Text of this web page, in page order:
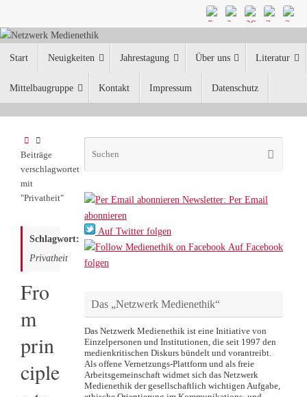
springen
Inhalt
Start Neuigkeiten Jahrestagung Über uns Literatur
Mittelbaugruppe Kontakt Impressum Datenschutz
Start
Beiträge
verschlagwortet
mit
"Privatheit"
Schlagwort:
Privatheit
Fro
m
prin
ciple
Suchen
Newsletter: Per Email
abonnieren
Auf Twitter folgen
Auf Facebook
folgen
Das „Netzwerk Medienethik“
Das Netzwerk Medienethik ist eine Initiative von
Einzelpersonen und Institutionen, die seit 1997 den
medienkritischen Diskurs bündelt und vorantreibt.
Als offene Vernetzungs-Plattform und als freie
Arbeitsgemeinschaft widmet sich das Netzwerk
Medienethik der gesellschaftlich wichtigen Aufgabe,